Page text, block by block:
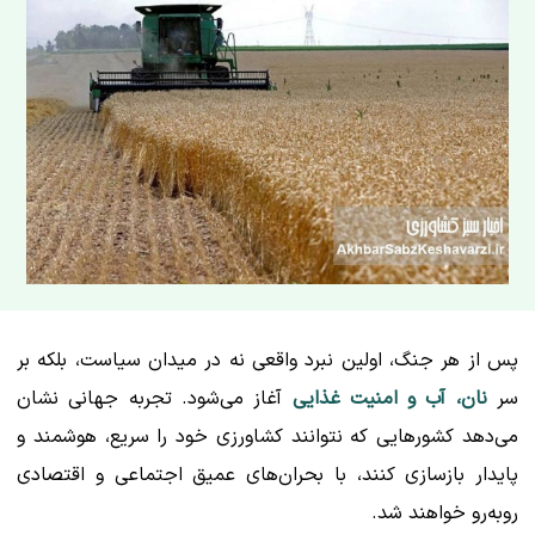
پس از هر جنگ، اولین نبرد واقعی نه در میدان سیاست، بلکه بر
سرنان، آب و امنیت غذایی آغاز می‌شود. تجربه جهانی نشان
می‌دهد کشورهایی که نتوانند کشاورزی خود را سریع، هوشمند و
پایدار بازسازی کنند، با بحران‌های عمیق اجتماعی و اقتصادی
روبه‌رو خواهند شد.